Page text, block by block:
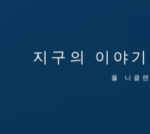
지구의 이야
폴 니클렌